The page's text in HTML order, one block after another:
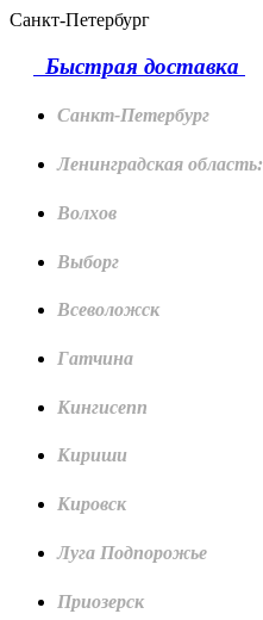
Санкт-Петербург
Быстрая доставка
Санкт-Петербург
Ленинградская область:
Волхов
Выборг
Всеволожск
Гатчина
Кингисепп
Кириши
Кировск
Луга Подпорожье
Приозерск